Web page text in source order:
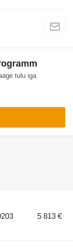
tulu iga
5 813 €